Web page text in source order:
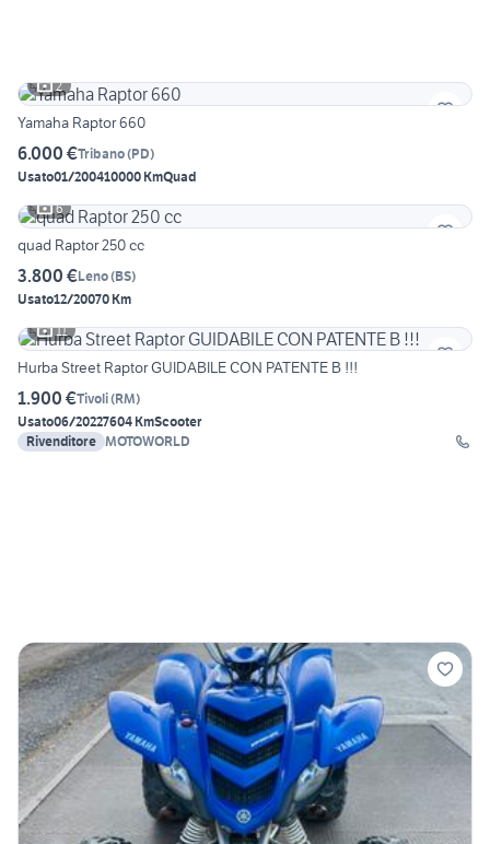
2
Yamaha Raptor 660
6.000 €Tribano(PD)
Usato01/200410000 KmQuad
6
quad Raptor 250 cc
3.800 €Leno(BS)
Usato12/20070 Km
11
Hurba Street Raptor GUIDABILE CON PATENTE B !!!
1.900 €Tivoli(RM)
Usato06/20227604 KmScooter
Rivenditore MOTOWORLD